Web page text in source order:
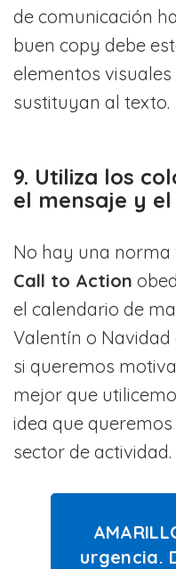
de comunicación
buen copy debe
elementos
sustituyan al texto.
9. Utiliza los
el mensaje y
No hay una norma
Call to Action
el calendario de
Valentín o
si queremos
mejor que
idea que
sector de actividad.
urgencia.